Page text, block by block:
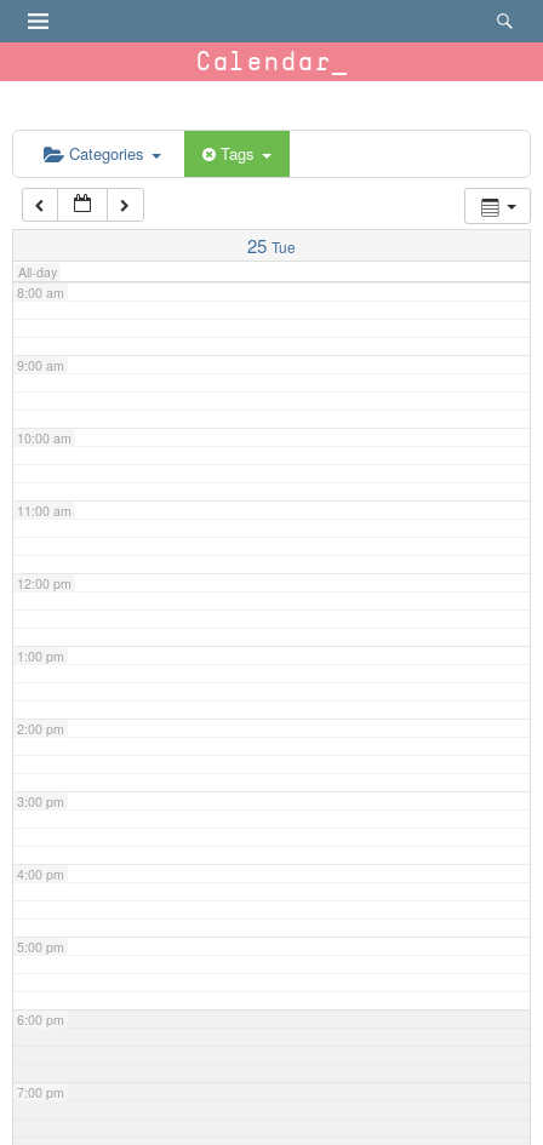
Calendar
Categories Tags
25 Tue
All-day
6:00 am
7:00 am
8:00 am
9:00 am
10:00 am
11:00 am
12:00 pm
1:00 pm
2:00 pm
3:00 pm
4:00 pm
5:00 pm
6:00 pm
7:00 pm